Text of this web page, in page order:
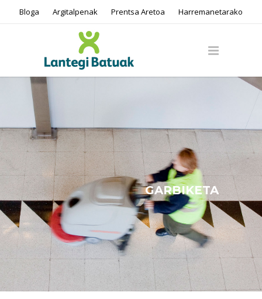
Bloga Argitalpenak Prentsa Aretoa Harremanetarako
GARBIKETA